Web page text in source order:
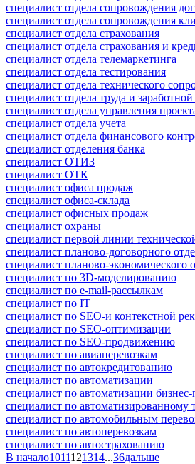
специалист отдела сопровождения
специалист отдела сопровождения
специалист отдела страхования
специалист отдела страхования и
специалист отдела телемаркетинга
специалист отдела тестирования
специалист отдела технического
специалист отдела труда и
специалист отдела управления
специалист отдела учета
специалист отдела финансового
специалист отделения банка
специалист ОТИЗ
специалист ОТК
специалист офиса продаж
специалист офиса-склада
специалист офисных продаж
специалист охраны
специалист первой линии
специалист планово-договорного
специалист планово-экономического
специалист по 3D-моделированию
специалист по e-mail-рассылкам
специалист по IT
специалист по SEO-и контекстной
специалист по SEO-оптимизации
специалист по SEO-продвижению
специалист по авиаперевозкам
специалист по автокредитованию
специалист по автоматизации
специалист по автоматизации бизнес-
специалист по
специалист по автомобильным
специалист по автоперевозкам
специалист по автострахованию
В начало1011121314...36дальше